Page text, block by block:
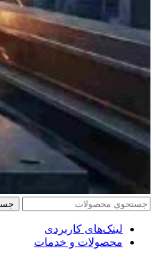
لینک‌های کاربردی
محصولات و خدمات